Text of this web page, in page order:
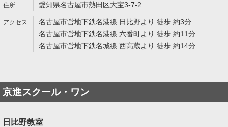
愛知県名古屋市熱田区大宝3-7-2
名古屋市営地下鉄名港線 日比野より 徒歩 約3分
名古屋市営地下鉄名港線 六番町より 徒歩 約11分
名古屋市営地下鉄名城線 西高蔵より 徒歩 約14分
京進スクール・ワン
日比野教室